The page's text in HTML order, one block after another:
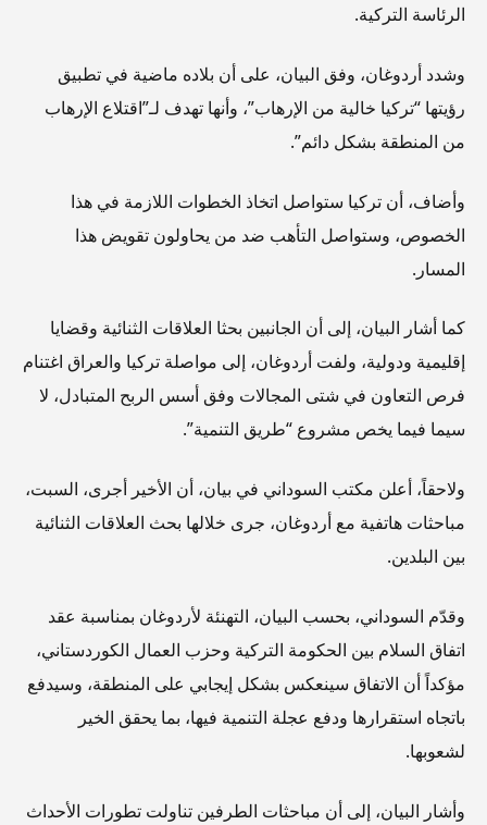
الرئاسة التركية.
وشدد أردوغان، وفق البيان، على أن بلاده ماضية في تطبيق
رؤيتها “تركيا خالية من الإرهاب”، وأنها تهدف لـ”اقتلاع الإرهاب
من المنطقة بشكل دائم”.
وأضاف، أن تركيا ستواصل اتخاذ الخطوات اللازمة في هذا
الخصوص، وستواصل التأهب ضد من يحاولون تقويض هذا
المسار.
كما أشار البيان، إلى أن الجانبين بحثا العلاقات الثنائية وقضايا
إقليمية ودولية، ولفت أردوغان، إلى مواصلة تركيا والعراق اغتنام
فرص التعاون في شتى المجالات وفق أسس الربح المتبادل، لا
سيما فيما يخص مشروع “طريق التنمية”.
ولاحقاً، أعلن مكتب السوداني في بيان، أن الأخير أجرى، السبت،
مباحثات هاتفية مع أردوغان، جرى خلالها بحث العلاقات الثنائية
بين البلدين.
وقدّم السوداني، بحسب البيان، التهنئة لأردوغان بمناسبة عقد
اتفاق السلام بين الحكومة التركية وحزب العمال الكوردستاني،
مؤكداً أن الاتفاق سينعكس بشكل إيجابي على المنطقة، وسيدفع
باتجاه استقرارها ودفع عجلة التنمية فيها، بما يحقق الخير
لشعوبها.
وأشار البيان، إلى أن مباحثات الطرفين تناولت تطورات الأحداث